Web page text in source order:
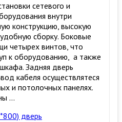
сетевого и
внутри
конструкцию, высокую
сборку. ​Боковые
четырех винтов, что
к оборудованию, а также
Задняя дверь
кабеля осуществлятеся
и потолочных панелях.
…
дверь